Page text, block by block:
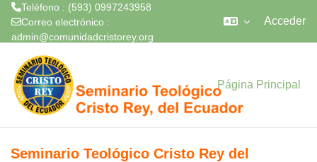
Teléfono : (593) 0997243958
Correo electrónico :
admin@comunidadcristorey.org
Acceder
Página Principal
Seminario Teológico Cristo Rey del